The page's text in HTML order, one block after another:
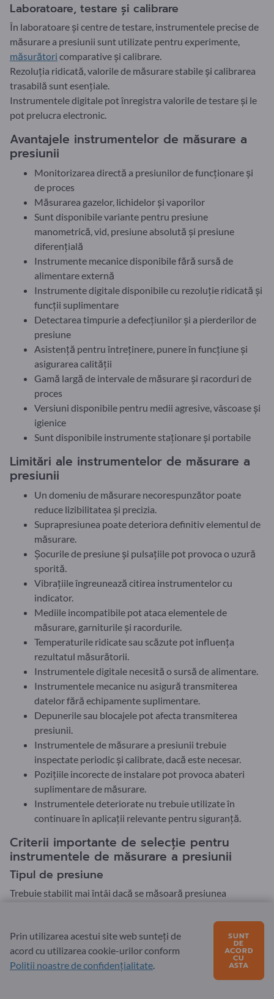
Laboratoare, testare și calibrare
În laboratoare și centre de testare, instrumentele precise de
măsurare a presiunii sunt utilizate pentru experimente,
măsurători comparative și calibrare.
Rezoluția ridicată, valorile de măsurare stabile și calibrarea
trasabilă sunt esențiale.
Instrumentele digitale pot înregistra valorile de testare și le
pot prelucra electronic.
Avantajele instrumentelor de măsurare a
presiunii
Monitorizarea directă a presiunilor de funcționare și
de proces
Măsurarea gazelor, lichidelor și vaporilor
Sunt disponibile variante pentru presiune
manometrică, vid, presiune absolută și presiune
diferențială
Instrumente mecanice disponibile fără sursă de
alimentare externă
Instrumente digitale disponibile cu rezoluție ridicată și
funcții suplimentare
Detectarea timpurie a defecțiunilor și a pierderilor de
presiune
Asistență pentru întreținere, punere în funcțiune și
asigurarea calității
Gamă largă de intervale de măsurare și racorduri de
proces
Versiuni disponibile pentru medii agresive, vâscoase și
igienice
Sunt disponibile instrumente staționare și portabile
Limitări ale instrumentelor de măsurare a
presiunii
Un domeniu de măsurare necorespunzător poate
reduce lizibilitatea și precizia.
Suprapresiunea poate deteriora definitiv elementul de
măsurare.
Șocurile de presiune și pulsațiile pot provoca o uzură
sporită.
Vibrațiile îngreunează citirea instrumentelor cu
indicator.
Mediile incompatibile pot ataca elementele de
măsurare, garniturile și racordurile.
Temperaturile ridicate sau scăzute pot influența
rezultatul măsurătorii.
Instrumentele digitale necesită o sursă de alimentare.
Instrumentele mecanice nu asigură transmiterea
datelor fără echipamente suplimentare.
Depunerile sau blocajele pot afecta transmiterea
presiunii.
Instrumentele de măsurare a presiunii trebuie
inspectate periodic și calibrate, dacă este necesar.
Pozițiile incorecte de instalare pot provoca abateri
suplimentare de măsurare.
Instrumentele deteriorate nu trebuie utilizate în
continuare în aplicații relevante pentru siguranță.
Criterii importante de selecție pentru
instrumentele de măsurare a presiunii
Tipul de presiune
Trebuie stabilit mai întâi dacă se măsoară presiunea
Presiunea manometrică se raportează la presiunea
atmosferică, în timp ce presiunea absolută se raportează la
vid complet.
Presiunea diferențială descrie diferența dintre două puncte
Prin utilizarea acestui site web sunteți de
acord cu utilizarea cookie-urilor conform
Politii noastre de confidențialitate.
SUNT
DE
ACORD
CU
ASTA